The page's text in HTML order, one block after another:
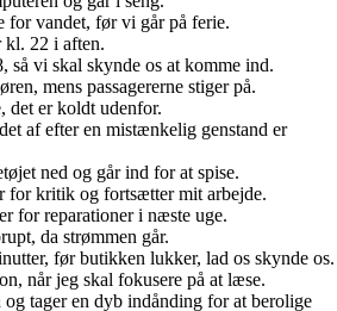
for vandet, før vi går på ferie.
kl. 22 i aften.
så vi skal skynde os at komme ind.
mens passagererne stiger på.
det er koldt udenfor.
af efter en mistænkelig genstand er
ned og går ind for at spise.
for kritik og fortsætter mit arbejde.
for reparationer i næste uge.
da strømmen går.
før butikken lukker, lad os skynde os.
når jeg skal fokusere på at læse.
tager en dyb indånding for at berolige